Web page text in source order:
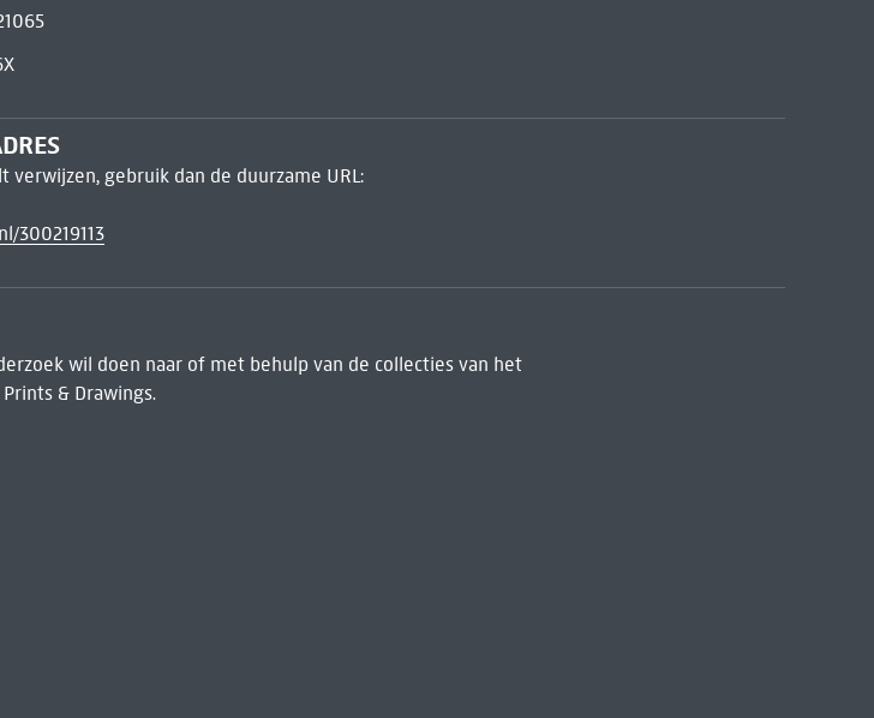
verwijzen, gebruik dan de duurzame URL:
300219113
wil doen naar of met behulp van de collecties van het
& Drawings.